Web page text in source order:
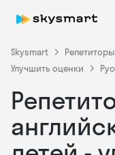
Skysmart Репетиторы
Улучшить оценки